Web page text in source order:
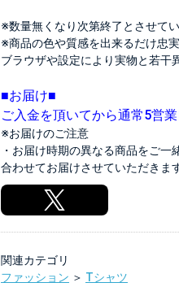
※数量無くなり次第終了とさせてい
※商品の色や質感を出来るだけ忠
ブラウザや設定により実物と若干
■お届け■
ご入金を頂いてから通常5営
※お届けのご注意
・お届け時期の異なる商品をご
合わせてお届けさせていただきま
関連カテゴリ
ファッション ＞ Tシャツ